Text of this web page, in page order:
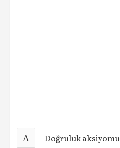
A Doğruluk aksiyomu